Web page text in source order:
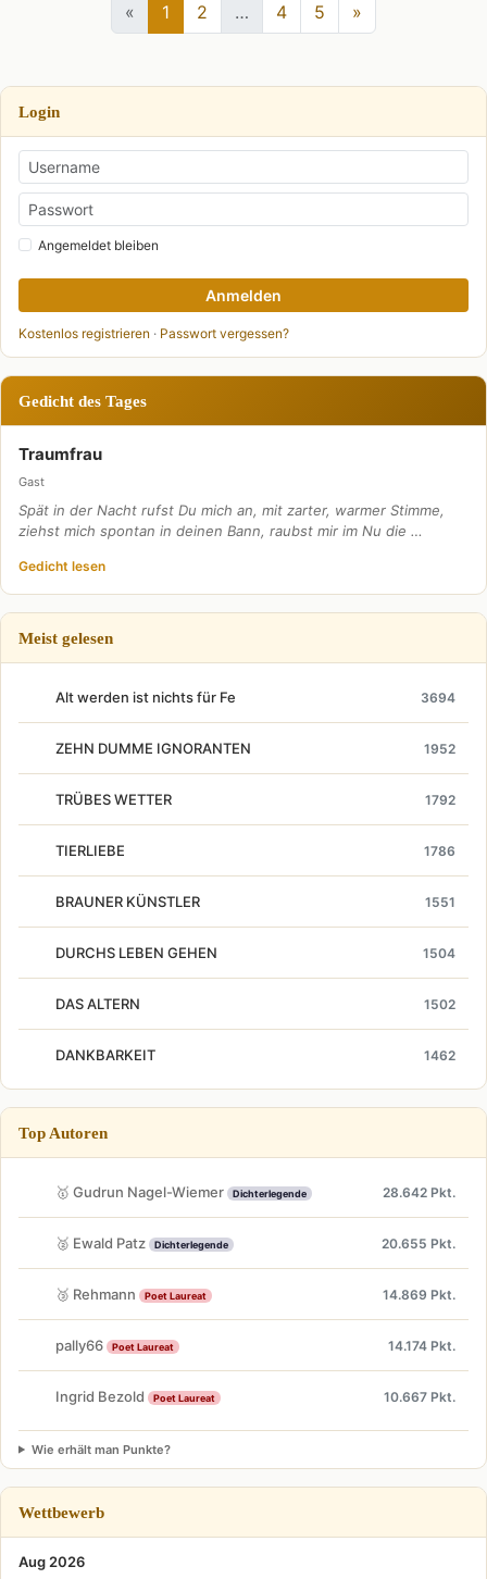
« 1 2 … 4 5 »
Login
Angemeldet bleiben
Anmelden
Kostenlos registrieren · Passwort vergessen?
Gedicht des Tages
Traumfrau
Gast
Spät in der Nacht rufst Du mich an, mit zarter, warmer Stimme,
ziehst mich spontan in deinen Bann, raubst mir im Nu die …
Gedicht lesen
Meist gelesen
Alt werden ist nichts für Fe 3694
ZEHN DUMME IGNORANTEN 1952
TRÜBES WETTER 1792
TIERLIEBE 1786
BRAUNER KÜNSTLER 1551
DURCHS LEBEN GEHEN 1504
DAS ALTERN 1502
DANKBARKEIT 1462
Top Autoren
🥇 Gudrun Nagel-Wiemer Dichterlegende 28.642 Pkt.
🥈 Ewald Patz Dichterlegende 20.655 Pkt.
🥉 Rehmann Poet Laureat 14.869 Pkt.
pally66 Poet Laureat 14.174 Pkt.
Ingrid Bezold Poet Laureat 10.667 Pkt.
Wie erhält man Punkte?
Wettbewerb
Aug 2026